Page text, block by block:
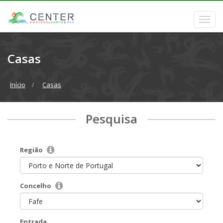
Casas
Início Casas
Pesquisa
Região
Concelho